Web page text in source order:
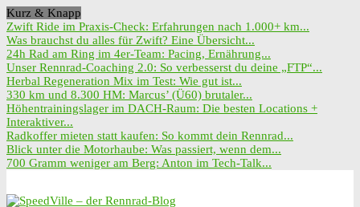
Kurz & Knapp
Zwift Ride im Praxis-Check: Erfahrungen nach 1.000+ km...
Was brauchst du alles für Zwift? Eine Übersicht...
24h Rad am Ring im 4er-Team: Pacing, Ernährung...
Unser Rennrad-Coaching 2.0: So verbesserst du deine „FTP“...
Herbal Regeneration Mix im Test: Wie gut ist...
330 km und 8.300 HM: Marcus’ (Ü60) brutaler...
Höhentrainingslager im DACH-Raum: Die besten Locations +
Interaktiver...
Radkoffer mieten statt kaufen: So kommt dein Rennrad...
Blick unter die Motorhaube: Was passiert, wenn dem...
700 Gramm weniger am Berg: Anton im Tech-Talk...